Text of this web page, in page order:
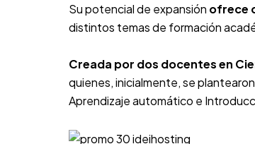
Su potencial de expansión ofrece
distintos temas de formación
Creada por dos docentes en
quienes, inicialmente, se
Aprendizaje automático e